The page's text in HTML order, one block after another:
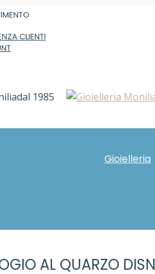
CLIENTI
dal 1985
Gioielleria
AL QUARZO